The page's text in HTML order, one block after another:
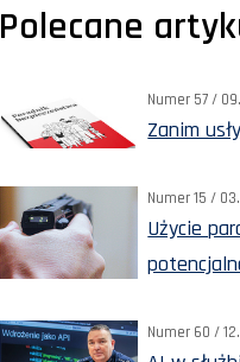
Polecane
Numer 57 /
Zanim
Numer 15 /
Użycie
Numer 60 /